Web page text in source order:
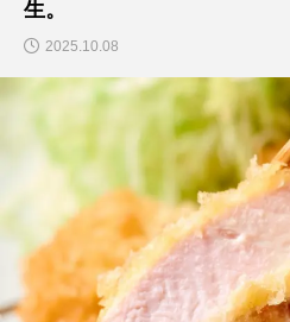
飲食マーケティング
【2026年最新】注目の飲食店フ
ランチャイズブランド特集｜これ
から伸びるおすすめFC10選
生。
2025.10.08